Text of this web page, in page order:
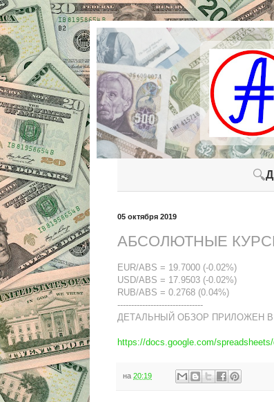
🔍
05 октября 2019
АБСОЛЮТНЫЕ
EUR/ABS = 19.7000 (-0.02%)
USD/ABS = 17.9503 (-0.02%)
RUB/ABS = 0.2768 (0.04%)
-------------------------------
ДЕТАЛЬНЫЙ ОБЗОР ПРИЛОЖЕН
https://docs.google.com/
на 20:19